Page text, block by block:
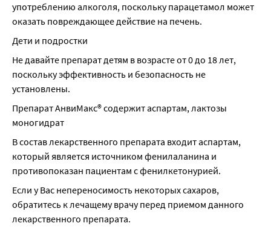
употреблению алкоголя, поскольку парацетамол может
оказать повреждающее действие на печень.
Дети и подростки
Не давайте препарат детям в возрасте от 0 до 18 лет,
поскольку эффективность и безопасность не
установлены.
Препарат АнвиМакс® содержит аспартам, лактозы
моногидрат
В состав лекарственного препарата входит аспартам,
который является источником фенилаланина и
противопоказан пациентам с фенилкетонурией.
Если у Вас непереносимость некоторых сахаров,
обратитесь к лечащему врачу перед приемом данного
лекарственного препарата.